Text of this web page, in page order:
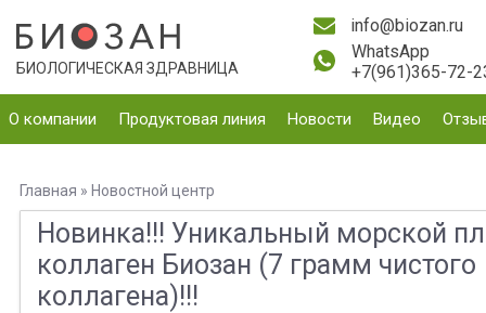
БИОЛОГИЧЕСКАЯ ЗДРАВНИЦА
info@biozan.ru
WhatsApp
+7(961)365-72-
О компании Продуктовая линия Новости Видео
Главная » Новостной центр
Новинка!!! Уникальный морской
коллаген Биозан (7 грамм чистого
коллагена)!!!